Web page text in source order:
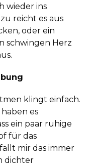
wieder ins
reicht es aus
oder ein
schwingen Herz
klingt einfach.
es
ein paar ruhige
für das
mir das immer
dichter